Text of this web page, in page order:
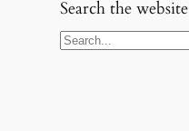
Search the website
S